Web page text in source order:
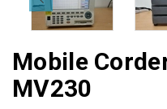
Mobile
MV230